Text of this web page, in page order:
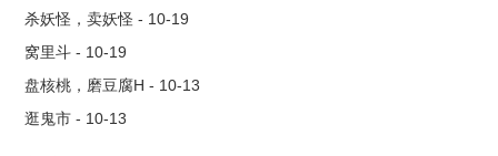
表哥，你千万不要误会，人家真的不是那种人。
杀妖怪，卖妖怪 - 10-19
窝里斗 - 10-19
盘核桃，磨豆腐H - 10-13
逛鬼市 - 10-13